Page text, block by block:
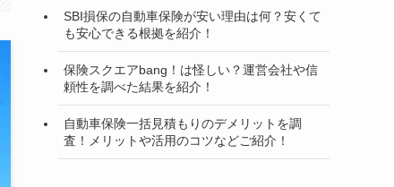
SBI損保の自動車保険が安い理由は何？安くて
も安心できる根拠を紹介！
保険スクエアbang！は怪しい？運営会社や信
頼性を調べた結果を紹介！
自動車保険一括見積もりのデメリットを調
査！メリットや活用のコツなどご紹介！